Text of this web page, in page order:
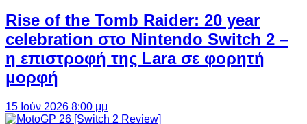
Rise of the Tomb Raider: 20 year
celebration στο Nintendo Switch 2 –
η επιστροφή της Lara σε φορητή
μορφή
15 Ιούν 2026 8:00 μμ